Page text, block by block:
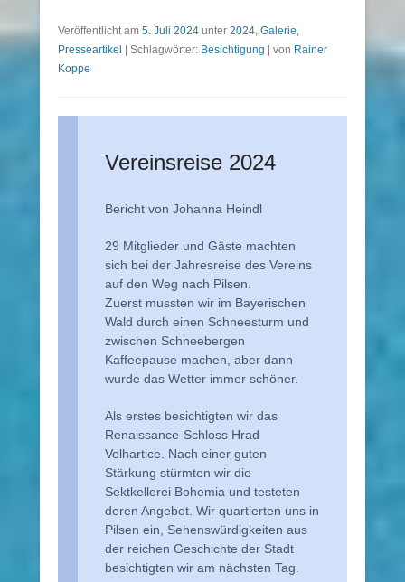
Veröffentlicht am 5. Juli 2024 unter 2024 Galerie
Presseartikel | Schlagwörter: Besichtigung | von Rainer
Koppe
Vereinsreise 2024
Bericht von Johanna Heindl
29 Mitglieder und Gäste machten
sich bei der Jahresreise des Vereins
auf den Weg nach Pilsen.
Zuerst mussten wir im Bayerischen
Wald durch einen Schneesturm und
zwischen Schneebergen
Kaffeepause machen, aber dann
wurde das Wetter immer schöner.
Als erstes besichtigten wir das
Renaissance-Schloss Hrad
Velhartice. Nach einer guten
Stärkung stürmten wir die
Sektkellerei Bohemia und testeten
deren Angebot. Wir quartierten uns in
Pilsen ein, Sehenswürdigkeiten aus
der reichen Geschichte der Stadt
besichtigten wir am nächsten Tag.